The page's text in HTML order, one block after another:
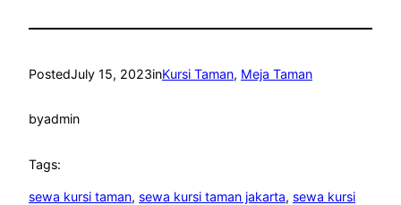
PostedJuly 15, 2023inKursi Taman, Meja Taman
byadmin
Tags:
sewa kursi taman, sewa kursi taman jakarta, sewa kursi